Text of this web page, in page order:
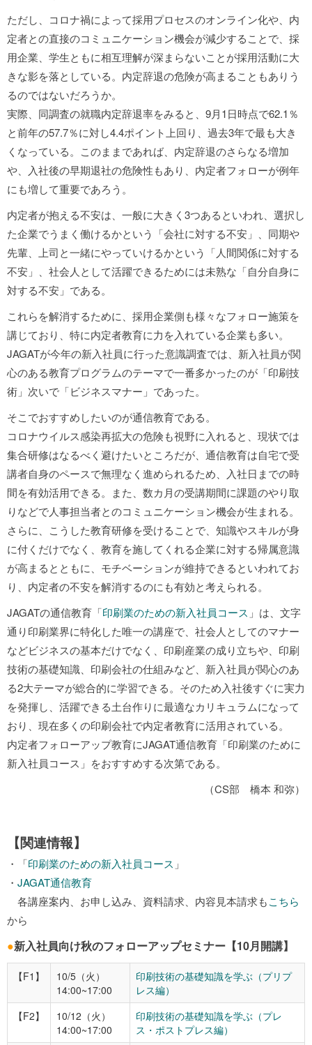
ただし、コロナ禍によって採用プロセスのオンライン化や、内
定者との直接のコミュニケーション機会が減少することで、採
用企業、学生ともに相互理解が深まらないことが採用活動に大
きな影を落としている。内定辞退の危険が高まることもありう
るのではないだろうか。
実際、同調査の就職内定辞退率をみると、9月1日時点で62.1％
と前年の57.7％に対し4.4ポイント上回り、過去3年で最も大き
くなっている。このままであれば、内定辞退のさらなる増加
や、入社後の早期退社の危険性もあり、内定者フォローが例年
にも増して重要であろう。
内定者が抱える不安は、一般に大きく3つあるといわれ、選択し
た企業でうまく働けるかという「会社に対する不安」、同期や
先輩、上司と一緒にやっていけるかという「人間関係に対する
不安」、社会人として活躍できるためには未熟な「自分自身に
対する不安」である。
これらを解消するために、採用企業側も様々なフォロー施策を
講じており、特に内定者教育に力を入れている企業も多い。
JAGATが今年の新入社員に行った意識調査では、新入社員が関
心のある教育プログラムのテーマで一番多かったのが「印刷技
術」次いで「ビジネスマナー」であった。
そこでおすすめしたいのが通信教育である。
コロナウイルス感染再拡大の危険も視野に入れると、現状では
集合研修はなるべく避けたいところだが、通信教育は自宅で受
講者自身のペースで無理なく進められるため、入社日までの時
間を有効活用できる。また、数カ月の受講期間に課題のやり取
りなどで人事担当者とのコミュニケーション機会が生まれる。
さらに、こうした教育研修を受けることで、知識やスキルが身
に付くだけでなく、教育を施してくれる企業に対する帰属意識
が高まるとともに、モチベーションが維持できるといわれてお
り、内定者の不安を解消するのにも有効と考えられる。
JAGATの通信教育「印刷業のための新入社員コース 」は、文字
通り印刷業界に特化した唯一の講座で、社会人としてのマナー
などビジネスの基本だけでなく、印刷産業の成り立ちや、印刷
技術の基礎知識、印刷会社の仕組みなど、新入社員が関心のあ
る2大テーマが総合的に学習できる。そのため入社後すぐに実力
を発揮し、活躍できる土台作りに最適なカリキュラムになって
おり、現在多くの印刷会社で内定者教育に活用されている。
内定者フォローアップ教育にJAGAT通信教育「印刷業のために
新入社員コース」をおすすめする次第である。
（CS部 橋本 和弥）
【関連情報】
・「印刷業のための新入社員コース 」
・ JAGAT通信教育
各講座案内、お申し込み、資料請求、内容見本請求もこちら
から
●新入社員向け秋のフォローアップセミナー【10月開講】
【F1】
10/5（火）
14:00~17:00
印刷技術の基礎知識を学ぶ（プリプ
レス編）
【F2】
10/12（火）
14:00~17:00
印刷技術の基礎知識を学ぶ（プレ
ス・ポストプレス編）